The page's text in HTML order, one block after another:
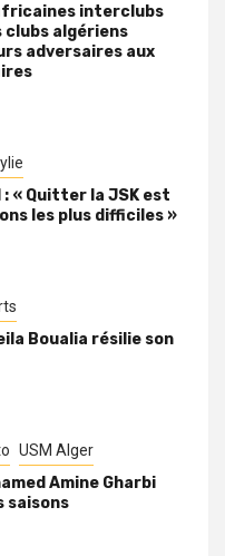
interclubs
clubs algériens
adversaires aux
« Quitter la JSK est
les plus difficiles »
Boualia résilie son
USM Alger
Amine Gharbi
saisons